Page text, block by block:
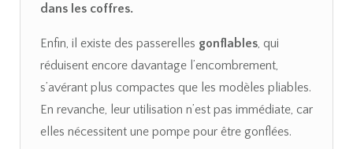
dans les coffres.
Enfin, il existe des passerelles gonflables , qui
réduisent encore davantage l’encombrement,
s’avérant plus compactes que les modèles pliables.
En revanche, leur utilisation n’est pas immédiate, car
elles nécessitent une pompe pour être gonflées.